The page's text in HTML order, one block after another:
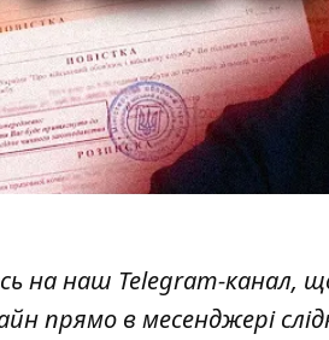
на наш Telegram-канал,
прямо в месенджері